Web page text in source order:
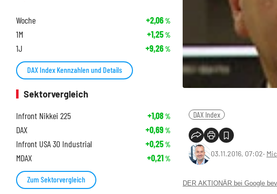
DAX Index
03.11.2016, 07:02‧
DER AKTIONÄR bei Google
Woche +2,06%
1M +1,25%
1J +9,26%
DAX Index Kennzahlen und Details
Sektorvergleich
Infront Nikkei 225
+1,08%
DAX +0,69%
Infront USA 30 Industrial +0,25%
MDAX +0,21%
Zum Sektorvergleich